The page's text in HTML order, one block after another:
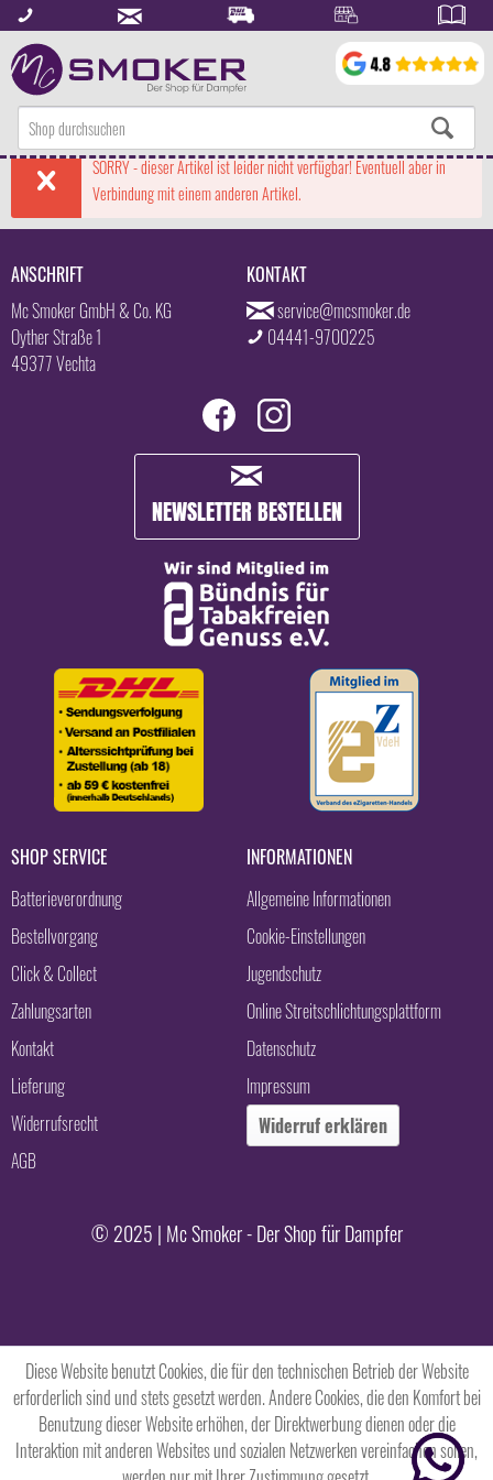
SORRY - dieser Artikel ist leider nicht verfügbar! Eventuell aber in
Verbindung mit einem anderen Artikel.
ANSCHRIFT
Mc Smoker GmbH & Co. KG
Oyther Straße 1
49377 Vechta
KONTAKT
service@mcsmoker.de
04441-9700225
NEWSLETTER BESTELLEN
SHOP SERVICE
Batterieverordnung
Bestellvorgang
Click & Collect
Zahlungsarten
Kontakt
Lieferung
Widerrufsrecht
AGB
INFORMATIONEN
Allgemeine Informationen
Cookie-Einstellungen
Jugendschutz
Online Streitschlichtungsplattform
Datenschutz
Impressum
Widerruf erklären
© 2025 | Mc Smoker - Der Shop für Dampfer
Diese Website benutzt Cookies, die für den technischen Betrieb der Website
erforderlich sind und stets gesetzt werden. Andere Cookies, die den Komfort bei
Benutzung dieser Website erhöhen, der Direktwerbung dienen oder die
Interaktion mit anderen Websites und sozialen Netzwerken vereinfachen sollen,